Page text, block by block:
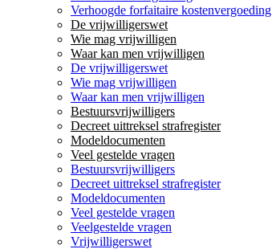
Verhoogde forfaitaire kostenvergoeding
De vrijwilligerswet
Wie mag vrijwilligen
Waar kan men vrijwilligen
De vrijwilligerswet
Wie mag vrijwilligen
Waar kan men vrijwilligen
Bestuursvrijwilligers
Decreet uittreksel strafregister
Modeldocumenten
Veel gestelde vragen
Bestuursvrijwilligers
Decreet uittreksel strafregister
Modeldocumenten
Veel gestelde vragen
Veelgestelde vragen
Vrijwilligerswet